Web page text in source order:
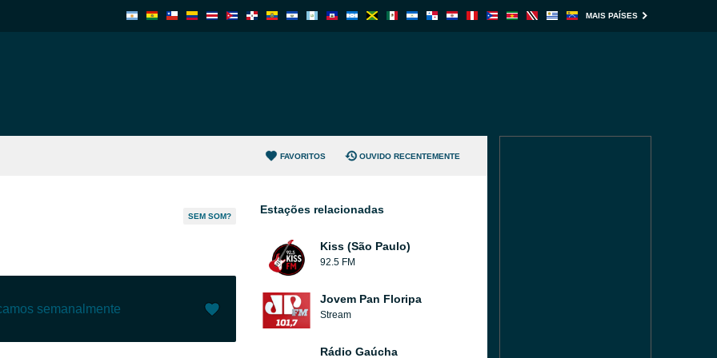
MAIS PAÍSES
FAVORITOS OUVIDO RECENTEMENTE
SEM SOM?
semanalmente
Estações relacionadas
Kiss (São Paulo)
92.5 FM
Jovem Pan Floripa
Stream
Rádio Gaúcha